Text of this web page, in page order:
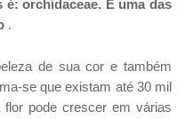
orchidaceae. É uma das
.
de sua cor e também
se que existam até 30 mil
pode crescer em várias